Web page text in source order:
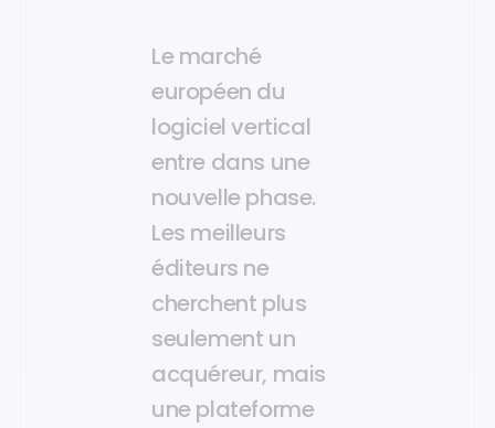
Le marché
européen du
logiciel vertical
entre dans une
nouvelle phase.
Les meilleurs
éditeurs ne
cherchent plus
seulement un
acquéreur, mais
une plateforme